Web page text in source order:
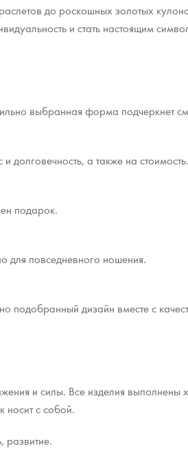
до роскошных золотых
и стать настоящим
выбранная форма подчеркнет
долговечность, а также на стоимость.
подарок.
для повседневного ношения.
подобранный дизайн вместе с
и силы. Все изделия
носит с собой.
развитие.